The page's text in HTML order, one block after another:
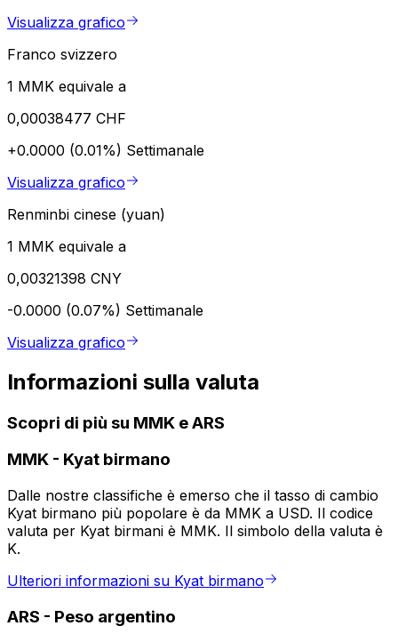
Visualizza grafico
Franco svizzero
1 MMK equivale a
0,00038477 CHF
+0.0000 (0.01%) Settimanale
Visualizza grafico
Renminbi cinese (yuan)
1 MMK equivale a
0,00321398 CNY
-0.0000 (0.07%) Settimanale
Visualizza grafico
Informazioni sulla valuta
Scopri di più su MMK e ARS
MMK - Kyat birmano
Dalle nostre classifiche è emerso che il tasso di cambio
Kyat birmano più popolare è da MMK a USD. Il codice
valuta per Kyat birmani è MMK. Il simbolo della valuta è
K.
Ulteriori informazioni su Kyat birmano
ARS - Peso argentino